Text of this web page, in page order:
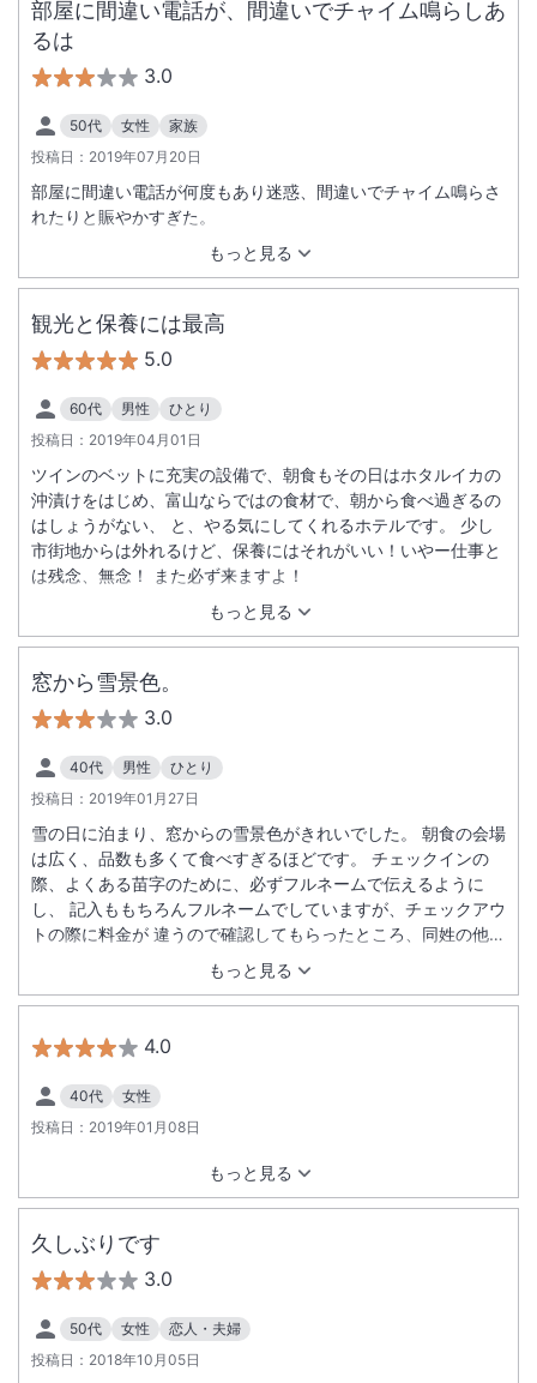
部屋に間違い電話が、間違いでチャイム鳴らしあ
るは
3.0
50代 女性
家族
投稿日： 2019年07月20日
もっと見る
部屋に間違い電話が何度もあり迷惑、間違いでチャイム鳴らさ
れたりと賑やかすぎた。
観光と保養には最高
5.0
60代 男性
ひとり
投稿日： 2019年04月01日
もっと見る
ツインのベットに充実の設備で、朝食もその日はホタルイカの
沖漬けをはじめ、富山ならではの食材で、朝から食べ過ぎるの
はしょうがない、 と、やる気にしてくれるホテルです。 少し
市街地からは外れるけど、保養にはそれがいい！いやー仕事と
は残念、無念！ また必ず来ますよ！
窓から雪景色。
3.0
40代 男性
ひとり
投稿日： 2019年01月27日
もっと見る
雪の日に泊まり、窓からの雪景色がきれいでした。 朝食の会場
は広く、品数も多くて食べすぎるほどです。 チェックインの
際、よくある苗字のために、必ずフルネームで伝えるように
し、 記入ももちろんフルネームでしていますが、チェックアウ
トの際に料金が 違うので確認してもらったところ、同姓の他の
人の予約でした。 禁煙室のつもりが喫煙室だったのは、自分の
予約ミスと思ってそのまま泊まりましたが、確認してもらえば
よかったと後悔です。るるぶの予約確認では他のサイトと違っ
てプラン名にない限り「禁煙」かどうか予約者では確認できな
いので、ホテルではなく、るるぶ運営の改善をお願いします。
4.0
40代
女性
投稿日： 2019年01月08日
もっと見る
久しぶりです
3.0
50代 女性
恋人・夫婦
投稿日： 2018年10月05日